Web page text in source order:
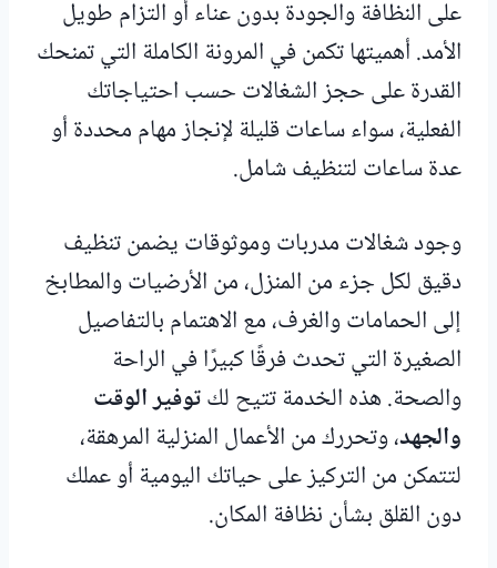
على النظافة والجودة بدون عناء أو التزام طويل
الأمد. أهميتها تكمن في المرونة الكاملة التي تمنحك
القدرة على حجز الشغالات حسب احتياجاتك
الفعلية، سواء ساعات قليلة لإنجاز مهام محددة أو
عدة ساعات لتنظيف شامل.
وجود شغالات مدربات وموثوقات يضمن تنظيف
دقيق لكل جزء من المنزل، من الأرضيات والمطابخ
إلى الحمامات والغرف، مع الاهتمام بالتفاصيل
الصغيرة التي تحدث فرقًا كبيرًا في الراحة
والصحة. هذه الخدمة تتيح لكتوفير الوقت
والجهد، وتحررك من الأعمال المنزلية المرهقة،
لتتمكن من التركيز على حياتك اليومية أو عملك
دون القلق بشأن نظافة المكان.